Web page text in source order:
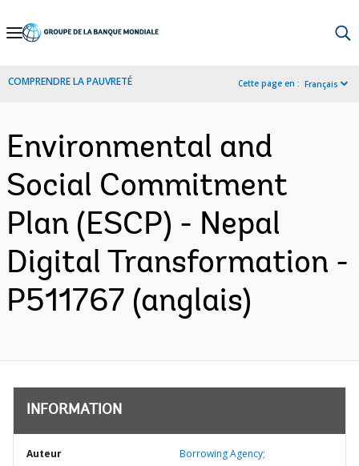
Skip
Navigation
COMPRENDRE LA PAUVRETÉ Cette page en : Français
Environmental and
Social Commitment
Plan (ESCP) - Nepal
Digital Transformation -
P511767 (anglais)
INFORMATION
Auteur Borrowing Agency;